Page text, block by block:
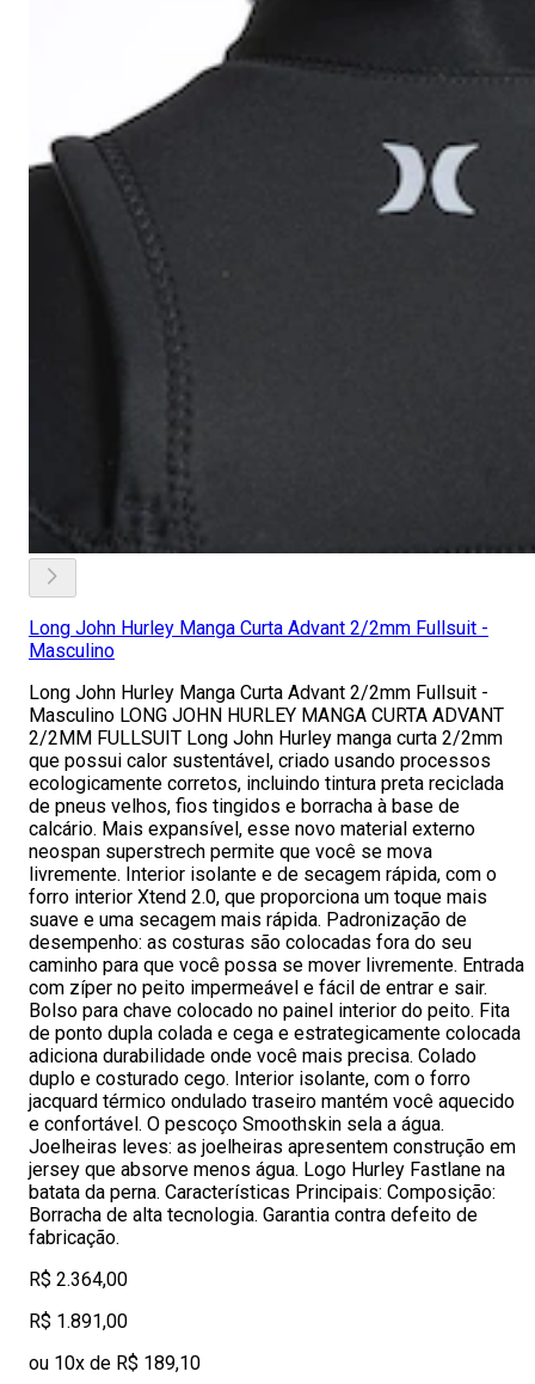
Long John Hurley Manga Curta Advant 2/2mm Fullsuit -
Masculino
Long John Hurley Manga Curta Advant 2/2mm Fullsuit -
Masculino LONG JOHN HURLEY MANGA CURTA ADVANT
2/2MM FULLSUIT Long John Hurley manga curta 2/2mm
que possui calor sustentável, criado usando processos
ecologicamente corretos, incluindo tintura preta reciclada
de pneus velhos, fios tingidos e borracha à base de
calcário. Mais expansível, esse novo material externo
neospan superstrech permite que você se mova
livremente. Interior isolante e de secagem rápida, com o
forro interior Xtend 2.0, que proporciona um toque mais
suave e uma secagem mais rápida. Padronização de
desempenho: as costuras são colocadas fora do seu
caminho para que você possa se mover livremente. Entrada
com zíper no peito impermeável e fácil de entrar e sair.
Bolso para chave colocado no painel interior do peito. Fita
de ponto dupla colada e cega e estrategicamente colocada
adiciona durabilidade onde você mais precisa. Colado
duplo e costurado cego. Interior isolante, com o forro
jacquard térmico ondulado traseiro mantém você aquecido
e confortável. O pescoço Smoothskin sela a água.
Joelheiras leves: as joelheiras apresentem construção em
jersey que absorve menos água. Logo Hurley Fastlane na
batata da perna. Características Principais: Composição:
Borracha de alta tecnologia. Garantia contra defeito de
fabricação.
R$ 2.364,00
R$ 1.891,00
ou 10x de R$ 189,10